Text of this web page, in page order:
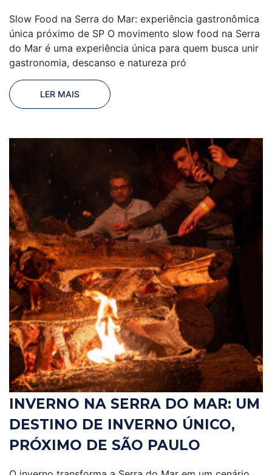
Slow Food na Serra do Mar: experiência gastronômica
única próximo de SP O movimento slow food na Serra
do Mar é uma experiência única para quem busca unir
gastronomia, descanso e natureza pró
LER MAIS
INVERNO NA SERRA DO MAR: UM
DESTINO DE INVERNO ÚNICO,
PRÓXIMO DE SÃO PAULO